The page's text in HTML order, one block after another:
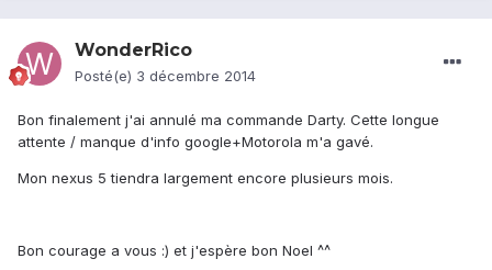
WonderRico
Posté(e) 3 décembre 2014
Bon finalement j'ai annulé ma commande Darty. Cette longue
attente / manque d'info google+Motorola m'a gavé.
Mon nexus 5 tiendra largement encore plusieurs mois.
Bon courage a vous :) et j'espère bon Noel ^^